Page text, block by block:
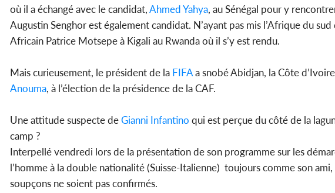
où il a échangé avec le candidat,Ahmed Yahya, au Sénégal pour y
Augustin Senghor est également candidat. N’ayant pas mis l’Afrique du
Africain Patrice Motsepe à Kigali au Rwanda où il s’y est rendu.
Mais curieusement, le président de la FIFAa snobé Abidjan, la Côte
Anouma, à l’élection de la présidence de la CAF.
Une attitude suspecte deGianni Infantino qui est perçue du côté de la
camp ?
Interpellé vendredi lors de la présentation de son programme sur les
l’homme à la double nationalité (Suisse-Italienne) toujours comme son
soupçons ne soient pas confirmés.